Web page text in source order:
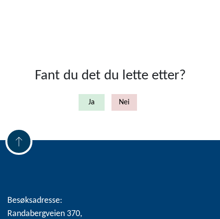
Fant du det du lette etter?
Besøksadresse:
Randabergveien 370,